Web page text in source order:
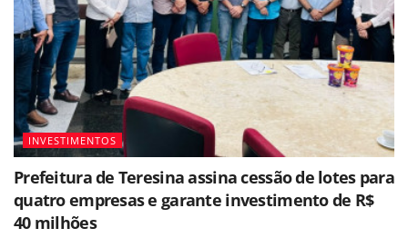
INVESTIMENTOS
Prefeitura de Teresina assina cessão de lotes para
quatro empresas e garante investimento de R$
40 milhões